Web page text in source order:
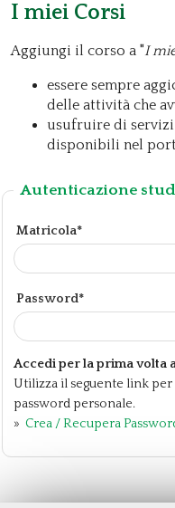
I miei Corsi
Aggiungi il corso a "I
essere sempre
delle attività che
usufruire di servizi
disponibili nel
Autenticazione
Matricola*
Password*
Accedi per la prima volta
Utilizza il seguente link
password personale.
» Crea / Recupera